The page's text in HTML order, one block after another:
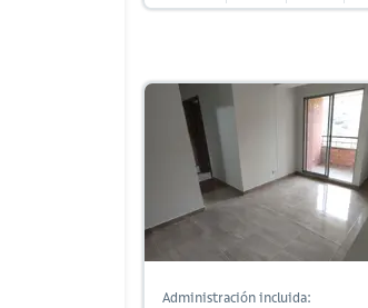
Administración incluida: